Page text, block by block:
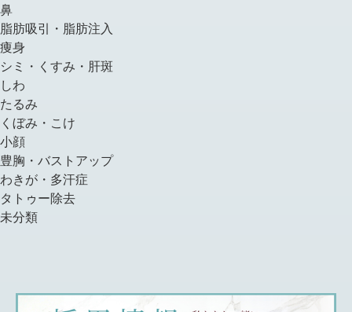
鼻
脂肪吸引・脂肪注入
痩身
シミ・くすみ・肝斑
しわ
たるみ
くぼみ・こけ
小顔
豊胸・バストアップ
わきが・多汗症
タトゥー除去
未分類